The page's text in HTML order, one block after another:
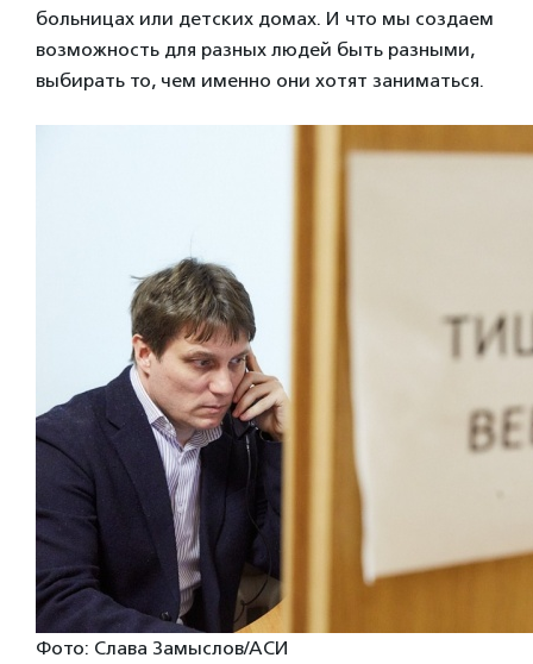
больницах или детских домах. И что мы создаем
возможность для разных людей быть разными,
выбирать то, чем именно они хотят заниматься.
Фото: Слава Замыслов/АСИ